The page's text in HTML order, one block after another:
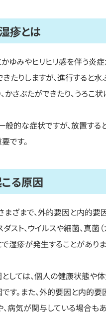
疹とは
ゆみやヒリヒリ感を伴う炎
たりしますが、進行すると
かさぶたができたり、うろこ
的な症状ですが、放置する
です。
る原因
ざまで、外的要因と内的要
ダスト、ウイルスや細菌、真
湿疹が発生することがありま
しては、個人の健康状態や
す。また、外的要因と内的
病気が関与している場合も